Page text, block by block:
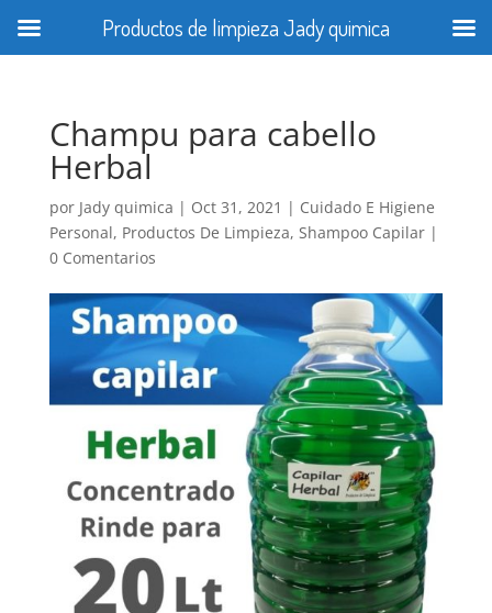
Champu para cabello
Herbal
por Jady quimica | Oct 31, 2021 | Cuidado E Higiene
Personal, Productos De Limpieza, Shampoo Capilar|
0 Comentarios
Productos de limpieza Jady quimica